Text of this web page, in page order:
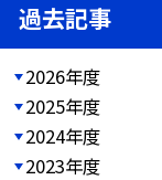
過去記事
2026年度
2025年度
2024年度
2023年度